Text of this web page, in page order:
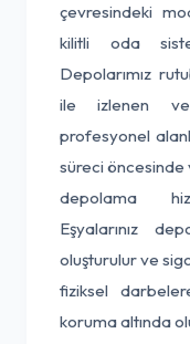
çevresindeki
kilitli oda
Depolarımız
ile izlenen
profesyonel
süreci öncesinde
depolama
Eşyalarınız
oluşturulur ve
fiziksel
koruma altında